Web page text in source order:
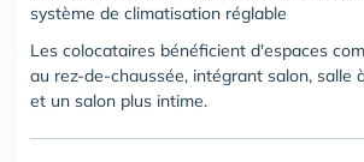
système de climatisation réglable
Les colocataires bénéficient d'espaces
au rez-de-chaussée, intégrant salon, salle
et un salon plus intime.